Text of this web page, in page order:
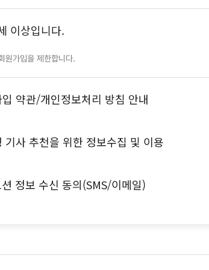
이상입니다.
원가입을 제한합니다.
약관/개인정보처리 방침 안내
기사 추천을 위한 정보수집 및 이용
정보 수신 동의(SMS/이메일)